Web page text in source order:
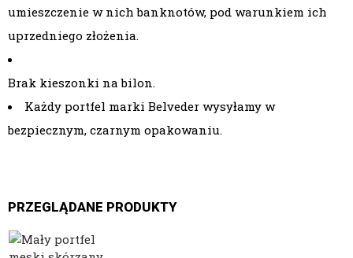
umieszczenie w nich banknotów, pod warunkiem ich
uprzedniego złożenia.
Brak kieszonki na bilon.
Każdy portfel marki Belveder wysyłamy w
bezpiecznym, czarnym opakowaniu.
PRZEGLĄDANE PRODUKTY